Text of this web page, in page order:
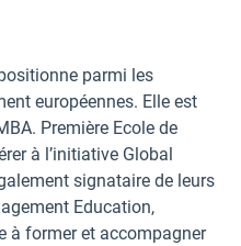
parmi les
européennes. Elle est
Première Ecole de
à l’initiative Global
signataire de leurs
Education,
à former et accompagner